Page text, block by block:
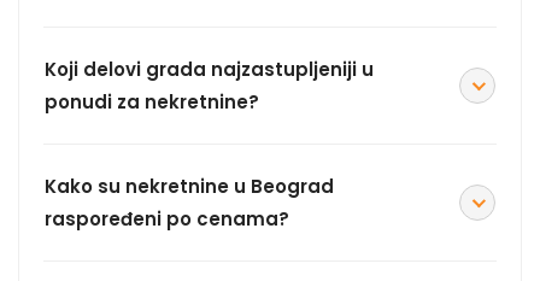
Koji delovi grada najzastupljeniji u
ponudi za nekretnine?
Kako su nekretnine u Beograd
raspoređeni po cenama?